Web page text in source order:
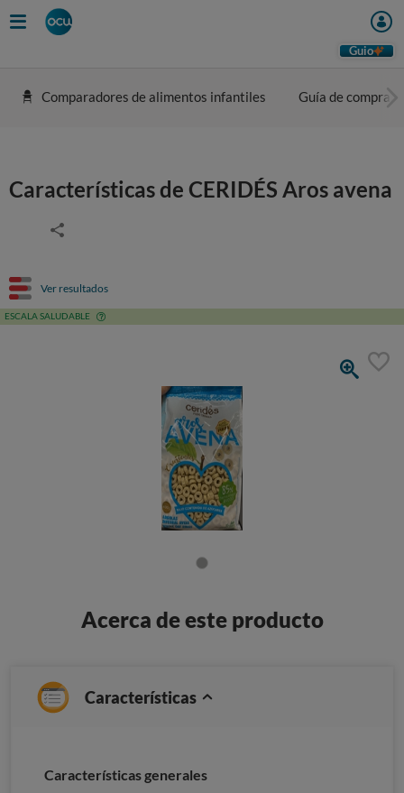
Guio
Comparadores de alimentos infantiles Guía de compra
Características de CERIDÉS Aros avena
Ver resultados
ESCALA SALUDABLE
Acerca de este producto
Características
Características generales